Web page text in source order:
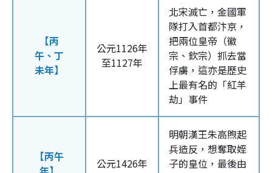
【丙
午、丁
未年】
公元1126年
至1127年
北宋滅亡，金國軍
隊打入首都汴京，
把兩位皇帝（徽
宗、欽宗）抓去當
俘虜，這亦是歷史
上最有名的「紅羊
劫」事件
【丙午
公元1426年
明朝漢王朱高煦起
兵造反，想奪取姪
子的皇位，最後由